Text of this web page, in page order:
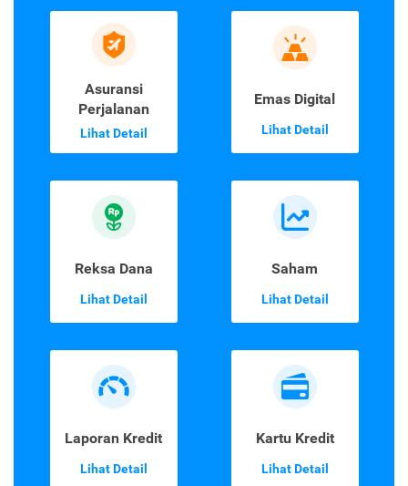
Asuransi
Perjalanan
Lihat Detail
Emas Digital
Lihat Detail
Reksa Dana
Lihat Detail
Saham
Lihat Detail
Laporan Kredit
Lihat Detail
Kartu Kredit
Lihat Detail